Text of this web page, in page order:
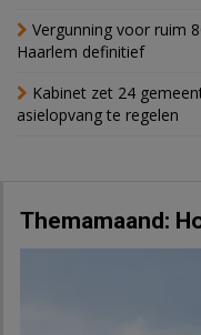
Vergunning voor ruim
Haarlem definitief
Kabinet zet 24
asielopvang te regelen
Themamaand: